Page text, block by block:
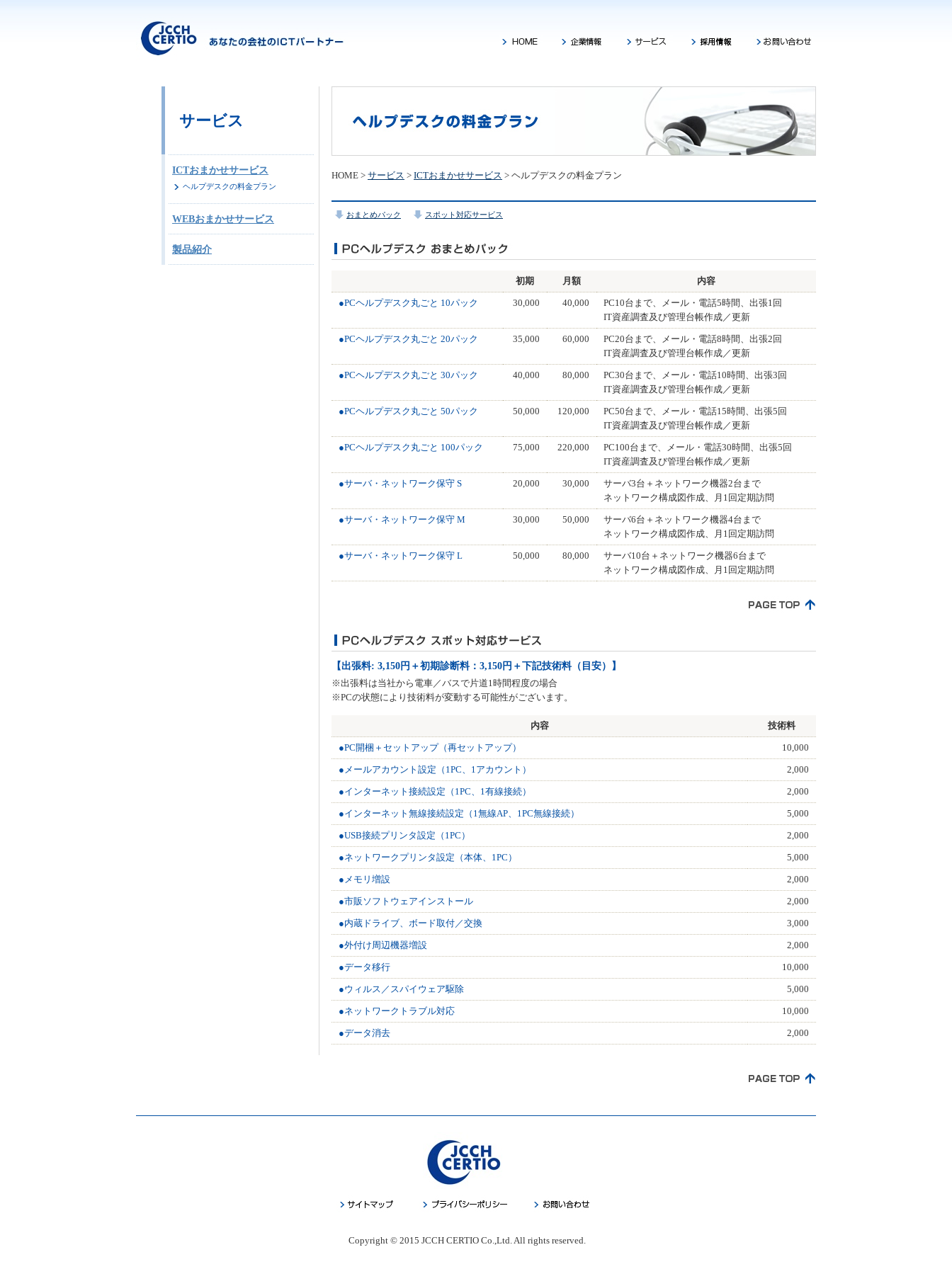
サービス
ICTおまかせサービス
ヘルプデスクの料金プラン
WEBおまかせサービス
製品紹介
HOME > サービス > ICTおまかせサービス > ヘルプデスクの料金プラン
おまとめパック スポット対応サービス
初期 月額 内容
●PCヘルプデスク丸ごと 10パック 30,000 40,000
PC10台まで、メール・電話5時間、出張1回
IT資産調査及び管理台帳作成／更新
●PCヘルプデスク丸ごと 20パック 35,000 60,000
PC20台まで、メール・電話8時間、出張2回
IT資産調査及び管理台帳作成／更新
●PCヘルプデスク丸ごと 30パック 40,000 80,000
PC30台まで、メール・電話10時間、出張3回
IT資産調査及び管理台帳作成／更新
●PCヘルプデスク丸ごと 50パック 50,000 120,000
PC50台まで、メール・電話15時間、出張5回
IT資産調査及び管理台帳作成／更新
●PCヘルプデスク丸ごと 100パック 75,000 220,000
PC100台まで、メール・電話30時間、出張5回
IT資産調査及び管理台帳作成／更新
●サーバ・ネットワーク保守 S 20,000 30,000
サーバ3台＋ネットワーク機器2台まで
ネットワーク構成図作成、月1回定期訪問
●サーバ・ネットワーク保守 M 30,000 50,000
サーバ6台＋ネットワーク機器4台まで
ネットワーク構成図作成、月1回定期訪問
●サーバ・ネットワーク保守 L 50,000 80,000
サーバ10台＋ネットワーク機器6台まで
ネットワーク構成図作成、月1回定期訪問
【出張料: 3,150円＋初期診断料：3,150円＋下記技術料（目安）】
※出張料は当社から電車／バスで片道1時間程度の場合
※PCの状態により技術料が変動する可能性がございます。
内容 技術料
●PC開梱＋セットアップ（再セットアップ） 10,000
●メールアカウント設定（1PC、1アカウント） 2,000
●インターネット接続設定（1PC、1有線接続） 2,000
●インターネット無線接続設定（1無線AP、1PC無線接続） 5,000
●USB接続プリンタ設定（1PC） 2,000
●ネットワークプリンタ設定（本体、1PC） 5,000
●メモリ増設 2,000
●市販ソフトウェアインストール 2,000
●内蔵ドライブ、ボード取付／交換 3,000
●外付け周辺機器増設 2,000
●データ移行 10,000
●ウィルス／スパイウェア駆除 5,000
●ネットワークトラブル対応 10,000
●データ消去 2,000
Copyright © 2015 JCCH CERTIO Co.,Ltd. All rights reserved.